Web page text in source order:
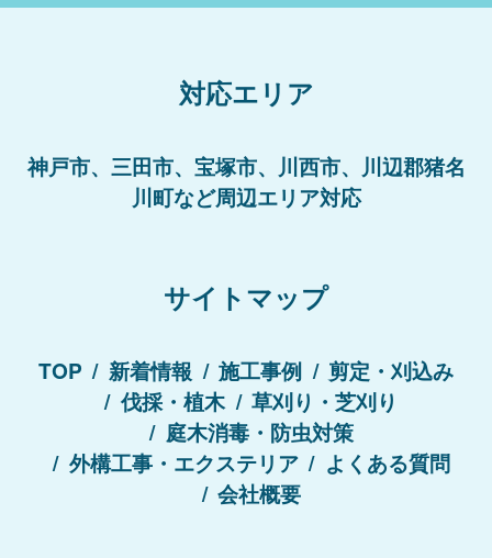
対応エリア
神戸市、三田市、宝塚市、川西市、川辺郡猪名
川町など周辺エリア対応
サイトマップ
TOP 新着情報 施工事例
剪定・刈込み
伐採・植木
草刈り・芝刈り
庭木消毒・防虫対策
外構工事・エクステリア
よくある質問
会社概要